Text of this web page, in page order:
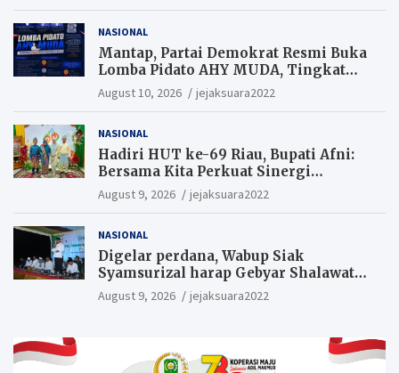
NASIONAL
Mantap, Partai Demokrat Resmi Buka
Lomba Pidato AHY MUDA, Tingkat
Pelajar. Suaramu idemu untuk
Indonesia maju
August 10, 2026 jejaksuara2022
NASIONAL
Hadiri HUT ke-69 Riau, Bupati Afni:
Bersama Kita Perkuat Sinergi
Pembangunan
August 9, 2026 jejaksuara2022
NASIONAL
Digelar perdana, Wabup Siak
Syamsurizal harap Gebyar Shalawat
bisa meningkatkan nilai keagamaan
ditengah-tengah masyarakat.
August 9, 2026 jejaksuara2022